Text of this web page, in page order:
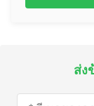
ส่ง